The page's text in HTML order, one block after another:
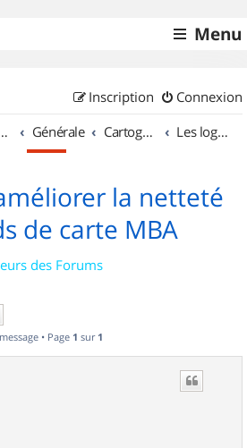
Menu
Connexion
Inscription
forum Générale Cartographie et GPS Les logiciels
la netteté
de carte MBA
des Forums
• Page 1 sur 1